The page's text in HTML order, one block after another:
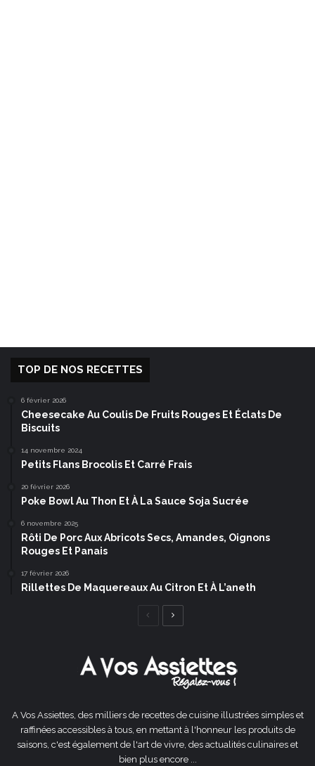
TOP DE NOS RECETTES
6 février 2026
Cheesecake Au Coulis De Fruits Rouges Et Éclats De
Biscuits
14 novembre 2024
Petits Flans Brocolis Et Carré Frais
20 février 2026
Poke Bowl Au Thon Et À La Sauce Soja Sucrée
6 novembre 2025
Rôti De Porc Aux Abricots Secs, Amandes, Oignons
Rouges Et Panais
17 février 2026
Rillettes De Maquereaux Au Citron Et À L’aneth
Page
A Vos Assiettes, des milliers de recettes de cuisine illustrées simples et
raffinées accessibles à tous, en mettant à l'honneur les produits de
saisons, c'est également de l'art de vivre, des actualités culinaires et
bien plus encore ...